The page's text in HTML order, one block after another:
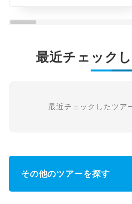
最近チェック
最近チェックしたツア
その他のツアーを探す